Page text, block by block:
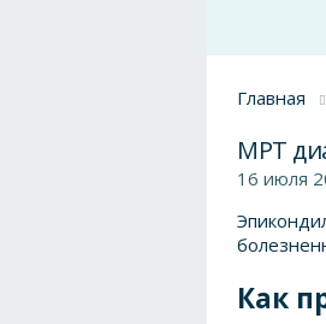
Главная
МРТ
16 июля
Как